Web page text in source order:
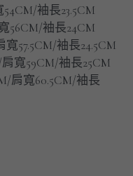
袖長23.5CM
56CM/袖長24CM
57.5CM/袖長24.5CM
寬59CM/袖長25CM
肩寬60.5CM/袖長